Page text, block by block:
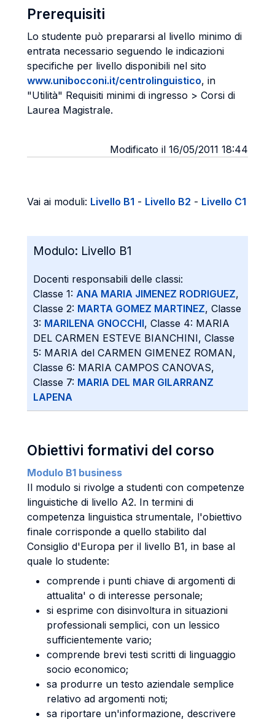
Prerequisiti
Lo studente può prepararsi al livello minimo di
entrata necessario seguendo le indicazioni
specifiche per livello disponibili nel sito
www.unibocconi.it/centrolinguistico, in
"Utilità" Requisiti minimi di ingresso > Corsi di
Laurea Magistrale.
Modificato il 16/05/2011 18:44
Vai ai moduli: Livello B1 - Livello B2 - Livello C1
Modulo: Livello B1
Docenti responsabili delle classi:
Classe 1: ANA MARIA JIMENEZ RODRIGUEZ,
Classe 2: MARTA GOMEZ MARTINEZ, Classe
3: MARILENA GNOCCHI, Classe 4: MARIA
DEL CARMEN ESTEVE BIANCHINI, Classe
5: MARIA del CARMEN GIMENEZ ROMAN,
Classe 6: MARIA CAMPOS CANOVAS,
Classe 7: MARIA DEL MAR GILARRANZ
LAPENA
Obiettivi formativi del corso
Modulo B1 business
Il modulo si rivolge a studenti con competenze
linguistiche di livello A2. In termini di
competenza linguistica strumentale, l'obiettivo
finale corrisponde a quello stabilito dal
Consiglio d'Europa per il livello B1, in base al
quale lo studente:
comprende i punti chiave di argomenti di
attualita' o di interesse personale;
si esprime con disinvoltura in situazioni
professionali semplici, con un lessico
sufficientemente vario;
comprende brevi testi scritti di linguaggio
socio economico;
sa produrre un testo aziendale semplice
relativo ad argomenti noti;
sa riportare un'informazione, descrivere